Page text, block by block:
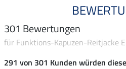
301 Bewertungen
für Funktions-Kapuzen-Reitjacke
291 von 301 Kunden würden